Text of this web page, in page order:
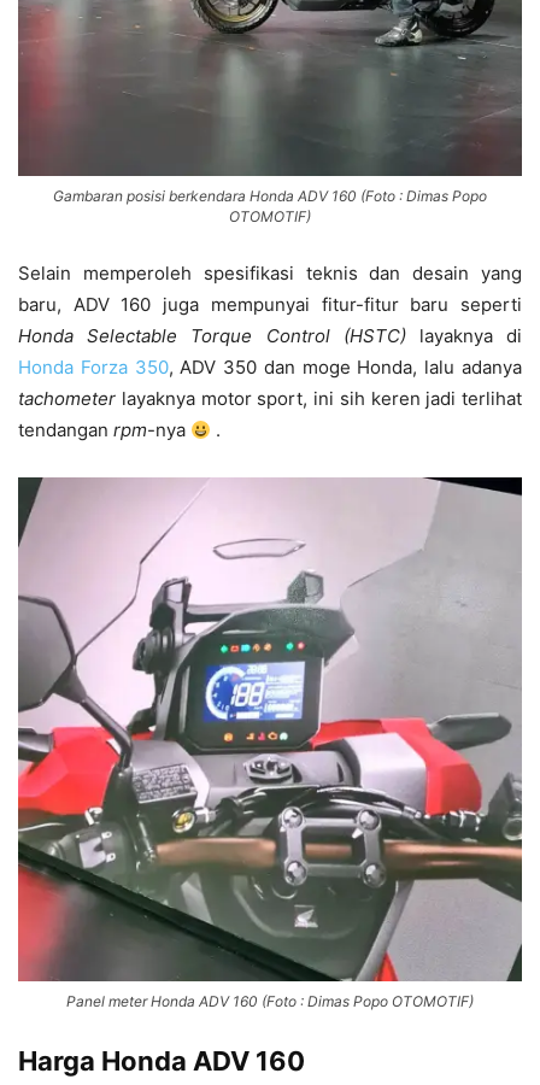
Gambaran posisi berkendara Honda ADV 160 (Foto : Dimas Popo
OTOMOTIF)
Selain memperoleh spesifikasi teknis dan desain yang
baru, ADV 160 juga mempunyai fitur-fitur baru seperti
Honda Selectable Torque Control (HSTC)layaknya di
Honda Forza 350, ADV 350 dan moge Honda, lalu adanya
tachometer layaknya motor sport, ini sih keren jadi terlihat
tendangan rpm-nya .
Panel meter Honda ADV 160 (Foto : Dimas Popo OTOMOTIF)
Harga Honda ADV 160